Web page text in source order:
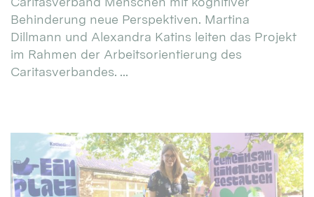
Behinderung neue Perspektiven. Martina
Dillmann und Alexandra Katins leiten das Projekt
im Rahmen der Arbeitsorientierung des
Caritasverbandes. ...